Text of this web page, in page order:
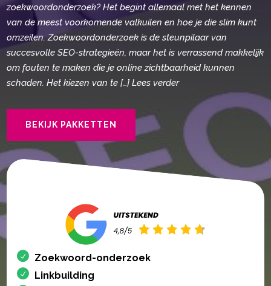
zoekwoordonderzoek? Het begint allemaal met het kennen
van de meest voorkomende valkuilen en hoe je die slim kunt
omzeilen.​ Zoekwoordonderzoek is de steunpilaar van
succesvolle SEO-strategieën, maar het is verrassend makkelijk
om fouten te maken die je online zichtbaarheid kunnen
schaden.​ Het kiezen van te […] Lees verder
BEKIJK PAKKETTEN
Zoekwoord-onderzoek
Linkbuilding